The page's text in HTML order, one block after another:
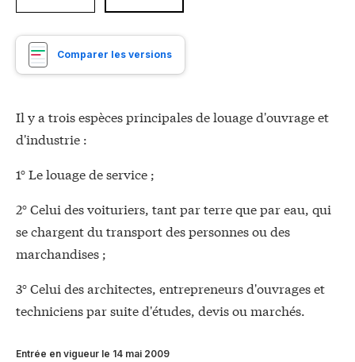
Comparer les versions
Il y a trois espèces principales de louage d'ouvrage et
d'industrie :
1° Le louage de service ;
2° Celui des voituriers, tant par terre que par eau, qui
se chargent du transport des personnes ou des
marchandises ;
3° Celui des architectes, entrepreneurs d'ouvrages et
techniciens par suite d'études, devis ou marchés.
Entrée en vigueur le 14 mai 2009